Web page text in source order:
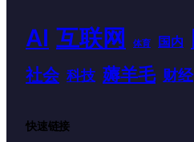
AI 互联网 体育 国内
社会 科技 薅羊毛 财经
快速链接